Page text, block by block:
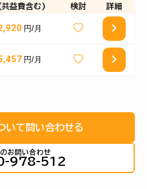
益費含む) 検討 詳細
円/月
円/月
いて問い合わせる
お問い合わせ
978-512